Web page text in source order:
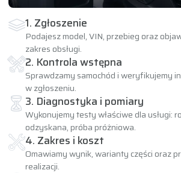
1. Zgłoszenie
Podajesz model, VIN, przebieg oraz
zakres obsługi.
2. Kontrola wstępna
Sprawdzamy samochód i weryfikujemy
w zgłoszeniu.
3. Diagnostyka i pomiary
Wykonujemy testy właściwe dla usługi:
odzyskana, próba próżniowa.
4. Zakres i koszt
Omawiamy wynik, warianty części oraz
realizacji.